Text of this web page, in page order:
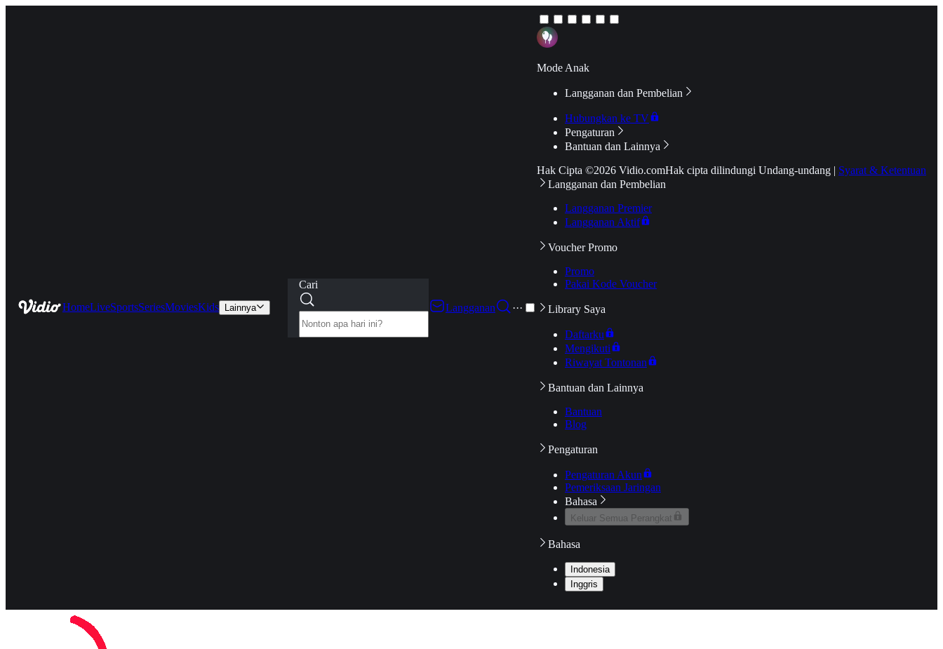
HomeLiveSportsSeriesMoviesKids Lainnya
Cari
Langganan
···
Mode Anak
Langganan dan Pembelian
Hubungkan ke TV
Pengaturan
Bantuan dan Lainnya
Hak Cipta ©2026 Vidio.comHak cipta dilindungi Undang-undang | Syarat & Ketentuan
Langganan dan Pembelian
Langganan Premier
Langganan Aktif
Voucher Promo
Promo
Pakai Kode Voucher
Library Saya
Daftarku
Mengikuti
Riwayat Tontonan
Bantuan dan Lainnya
Bantuan
Blog
Pengaturan
Pengaturan Akun
Pemeriksaan Jaringan
Bahasa
Keluar Semua Perangkat
Bahasa
Indonesia
Inggris